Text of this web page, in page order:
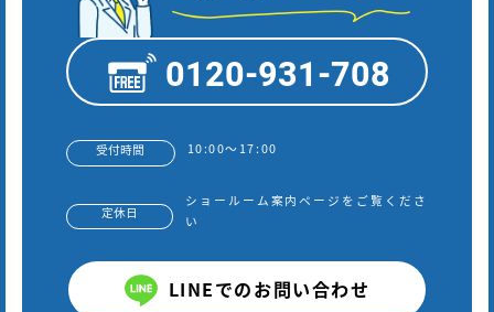
0120-931-708
受付時間 10:00～17:00
定休日
ショールーム案内ページをご覧くださ
い
LINEでのお問い合わせ